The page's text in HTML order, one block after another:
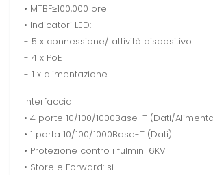
• MTBF≥100,000 ore
• Indicatori LED:
- 5 x connessione/ attività dispositivo
- 4 x PoE
- 1 x alimentazione
Interfaccia
• 4 porte 10/100/1000Base-T (Dati/
• 1 porta 10/100/1000Base-T (Dati)
• Protezione contro i fulmini 6KV
• Store e Forward: si